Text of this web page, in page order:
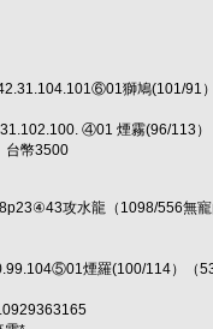
獅鳩(101/
④01 煙霧(96/113
台幣3500
攻水龍（1098/556無
煙羅(100/114）（